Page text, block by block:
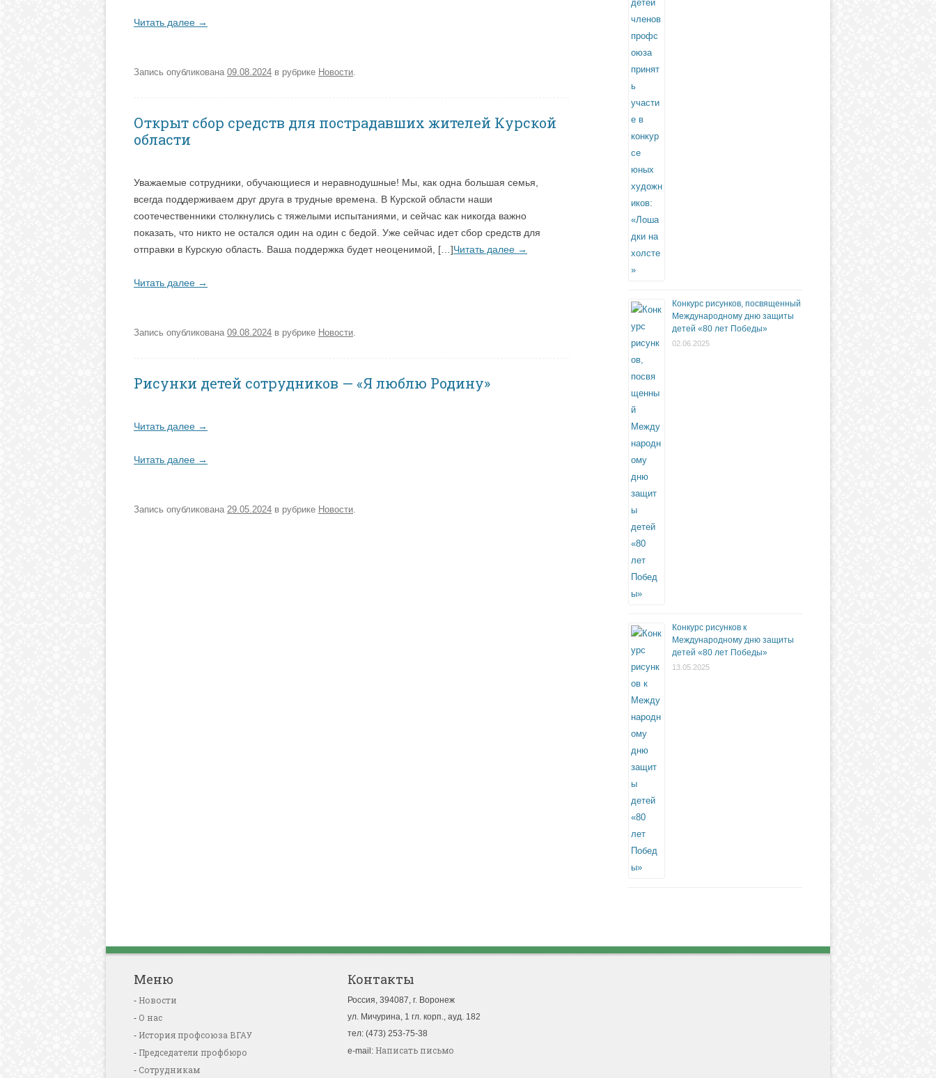
Читать далее →
Запись опубликована 09.08.2024 в рубрике Новости
Открыт сбор средств для пострадавших жителей Курской
области
Уважаемые сотрудники, обучающиеся и неравнодушные! Мы, как одна большая семья,
всегда поддерживаем друг друга в трудные времена. В Курской области наши
соотечественники столкнулись с тяжелыми испытаниями, и сейчас как никогда важно
показать, что никто не остался один на один с бедой. Уже сейчас идет сбор средств для
отправки в Курскую область. Ваша поддержка будет неоценимой, […]Читать далее →
Читать далее →
Запись опубликована 09.08.2024 в рубрике Новости
Рисунки детей сотрудников — «Я люблю Родину»
Читать далее →
Читать далее →
Запись опубликована 29.05.2024 в рубрике Новости
Конкурс рисунков, посвященный
Международному дню защиты
детей «80 лет Победы»
02.06.2025
Конкурс рисунков к
Международному дню защиты
детей «80 лет Победы»
13.05.2025
Меню
Новости
О нас
История профсоюза ВГАУ
Председатели профбюро
Сотрудникам
Контакты
Россия, 394087, г. Воронеж
ул. Мичурина, 1 гл. корп., ауд. 182
тел: (473) 253-75-38
e-mail: Написать письмо